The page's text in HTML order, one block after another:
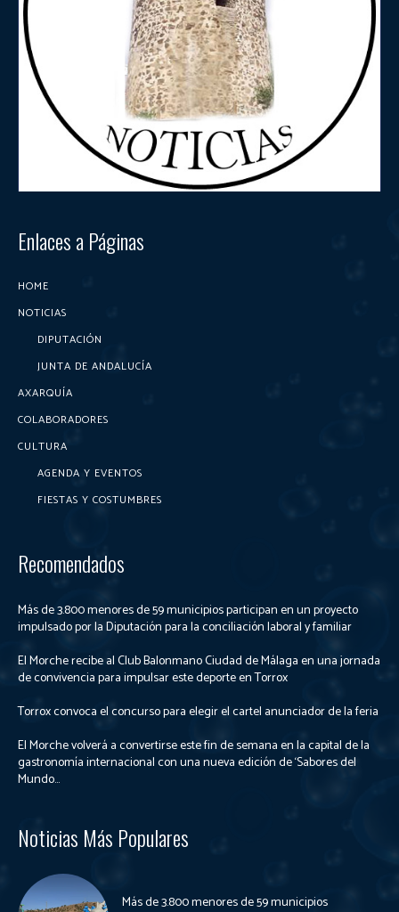
Enlaces a Páginas
HOME
NOTICIAS
DIPUTACIÓN
JUNTA DE ANDALUCÍA
AXARQUÍA
COLABORADORES
CULTURA
AGENDA Y EVENTOS
FIESTAS Y COSTUMBRES
Recomendados
Más de 3.800 menores de 59 municipios participan en un proyecto
impulsado por la Diputación para la conciliación laboral y familiar
El Morche recibe al Club Balonmano Ciudad de Málaga en una jornada
de convivencia para impulsar este deporte en Torrox
Torrox convoca el concurso para elegir el cartel anunciador de la feria
El Morche volverá a convertirse este fin de semana en la capital de la
gastronomía internacional con una nueva edición de ‘Sabores del
Mundo...
Noticias Más Populares
Más de 3.800 menores de 59 municipios